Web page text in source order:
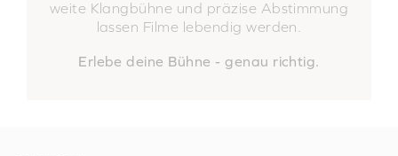
weite Klangbühne und präzise Abstimmung
lassen Filme lebendig werden.
Erlebe deine Bühne - genau richtig.